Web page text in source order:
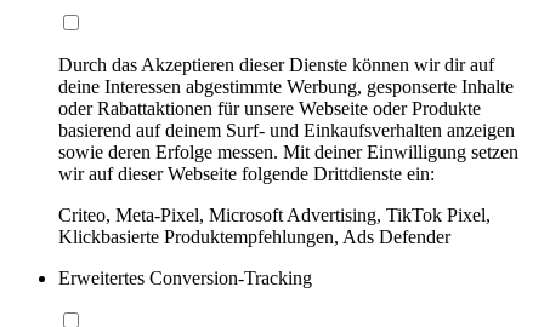
Durch das Akzeptieren dieser Dienste können wir dir auf
deine Interessen abgestimmte Werbung, gesponserte Inhalte
oder Rabattaktionen für unsere Webseite oder Produkte
basierend auf deinem Surf- und Einkaufsverhalten anzeigen
sowie deren Erfolge messen. Mit deiner Einwilligung setzen
wir auf dieser Webseite folgende Drittdienste ein:
Criteo, Meta-Pixel, Microsoft Advertising, TikTok Pixel,
Klickbasierte Produktempfehlungen, Ads Defender
Erweitertes Conversion-Tracking